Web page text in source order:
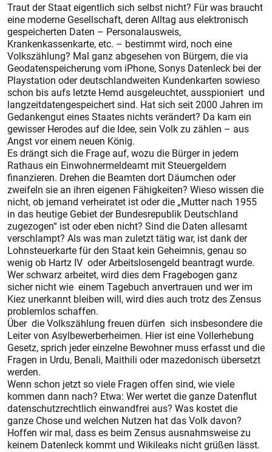
Traut der Staat eigentlich sich selbst nicht? Für was braucht
eine moderne Gesellschaft, deren Alltag aus elektronisch
gespeicherten Daten – Personalausweis,
Krankenkassenkarte, etc. – bestimmt wird, noch eine
Volkszählung? Mal ganz abgesehen von Bürgern, die via
Geodatenspeicherung vom iPhone, Sonys Datenleck bei der
Playstation oder deutschlandweiten Kundenkarten sowieso
schon bis aufs letzte Hemd ausgeleuchtet, ausspioniert und
langzeitdatengespeichert sind. Hat sich seit 2000 Jahren im
Gedankengut eines Staates nichts verändert? Da kam ein
gewisser Herodes auf die Idee, sein Volk zu zählen – aus
Angst vor einem neuen König.
Es drängt sich die Frage auf, wozu die Bürger in jedem
Rathaus ein Einwohnermeldeamt mit Steuergeldern
finanzieren. Drehen die Beamten dort Däumchen oder
zweifeln sie an ihren eigenen Fähigkeiten? Wieso wissen die
nicht, ob jemand verheiratet ist oder die „Mutter nach 1955
in das heutige Gebiet der Bundesrepublik Deutschland
zugezogen“ ist oder eben nicht? Sind die Daten allesamt
verschlampt? Als was man zuletzt tätig war, ist dank der
Lohnsteuerkarte für den Staat kein Geheimnis, genau so
wenig ob Hartz IV oder Arbeitslosengeld beantragt wurde.
Wer schwarz arbeitet, wird dies dem Fragebogen ganz
sicher nicht wie einem Tagebuch anvertrauen und wer im
Kiez unerkannt bleiben will, wird ­dies auch trotz des Zensus
prob­lemlos schaffen.
Über die Volkszählung freuen dürfen sich insbesondere die
Leiter von Asylbewerberheimen. Hier ist eine Vollerhebung
Gesetz, sprich jeder einzelne Bewohner muss erfasst und die
Fragen in Urdu, Benali, Maithili oder mazedonisch übersetzt
werden.
Wenn schon jetzt so viele Fragen offen sind, wie viele
kommen dann nach? Etwa: Wer wertet die ganze Datenflut
datenschutzrechtlich einwandfrei aus? Was kostet die
ganze Chose und welchen Nutzen hat das Volk davon?
Hoffen wir mal, dass es beim Zensus ausnahmsweise zu
keinem Datenleck kommt und Wikileaks nicht grüßen lässt.